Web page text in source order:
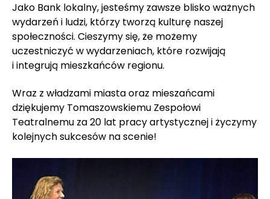
Jako Bank lokalny, jesteśmy zawsze blisko ważnych
wydarzeń i ludzi, którzy tworzą kulturę naszej
społeczności. Cieszymy się, że możemy
uczestniczyć w wydarzeniach, które rozwijają
i integrują mieszkańców regionu.
Wraz z władzami miasta oraz mieszańcami
dziękujemy Tomaszowskiemu Zespołowi
Teatralnemu za 20 lat pracy artystycznej i życzymy
kolejnych sukcesów na scenie!